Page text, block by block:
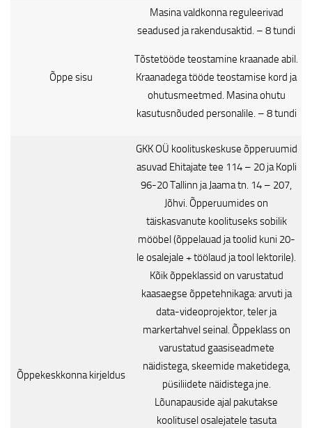
Õppe sisu
Masina valdkonna reguleerivad
seadused ja rakendusaktid. – 8 tundi
Tõstetööde teostamine kraanade abil.
Kraanadega tööde teostamise kord ja
ohutusmeetmed. Masina ohutu
kasutusnõuded personalile. – 8 tundi
Õppekeskkonna kirjeldus
GKK OÜ koolituskeskuse õpperuumid
asuvad Ehitajate tee 114 – 20 ja Kopli
96-20 Tallinn ja Jaama tn. 14 – 207,
Jõhvi. Õpperuumides on
täiskasvanute koolituseks sobilik
mööbel (õppelauad ja toolid kuni 20-
le osalejale + töölaud ja tool lektorile).
Kõik õppeklassid on varustatud
kaasaegse õppetehnikaga: arvuti ja
data-videoprojektor, teler ja
markertahvel seinal. Õppeklass on
varustatud gaasiseadmete
näidistega, skeemide maketidega,
püsiliidete näidistega jne.
Lõunapauside ajal pakutakse
koolitusel osalejatele tasuta